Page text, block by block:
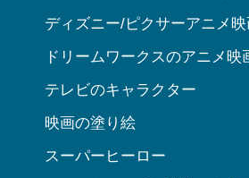
ディズニー/ピクサーアニメ
ドリームワークスのアニメ映
テレビのキャラクター
映画の塗り絵
スーパーヒーロー